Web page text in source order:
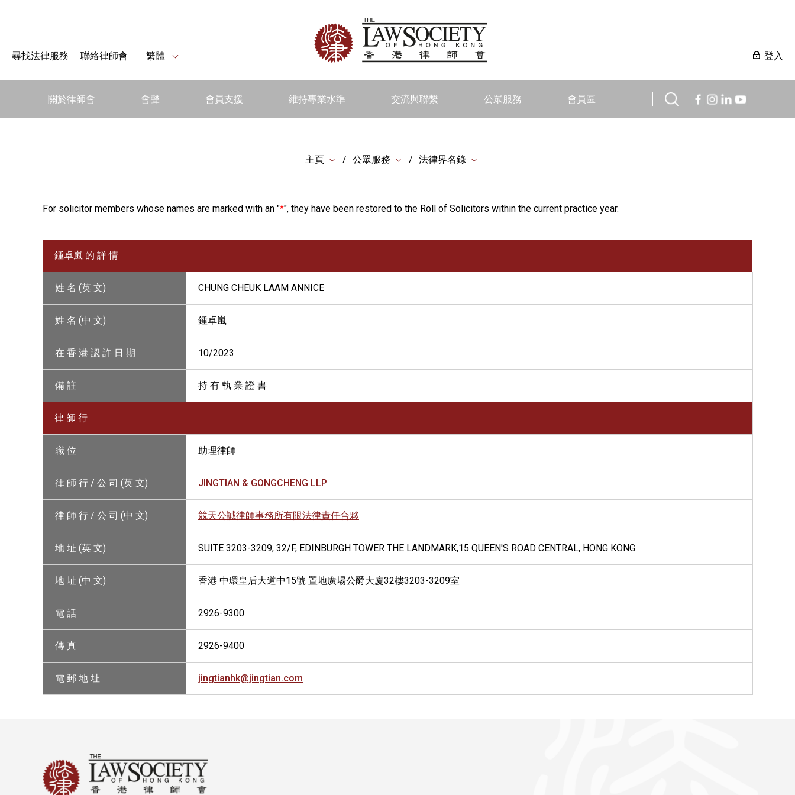
尋找法律服務 聯絡律師會 繁體 登入
關於律師會 會聲 會員支援 維持專業水準 交流與聯繫 公眾服務 會員區
主頁 公眾服務 法律界名錄
For solicitor members whose names are marked with an "*", they have been restored to the Roll of Solicitors within the current practice year.
鍾卓嵐 的 詳 情
姓 名 (英 文) CHUNG CHEUK LAAM ANNICE
姓 名 (中 文) 鍾卓嵐
在 香 港 認 許 日 期 10/2023
備 註 持 有 執 業 證 書
律 師 行
職 位 助理律師
律 師 行 / 公 司 (英 文) JINGTIAN & GONGCHENG LLP
律 師 行 / 公 司 (中 文) 競天公誠律師事務所有限法律責任合夥
地 址 (英 文) SUITE 3203-3209, 32/F, EDINBURGH TOWER THE LANDMARK,15 QUEEN'S ROAD CENTRAL, HONG KONG
地 址 (中 文) 香港 中環皇后大道中15號 置地廣場公爵大廈32樓3203-3209室
電 話 2926-9300
傳 真 2926-9400
電 郵 地 址 jingtianhk@jingtian.com